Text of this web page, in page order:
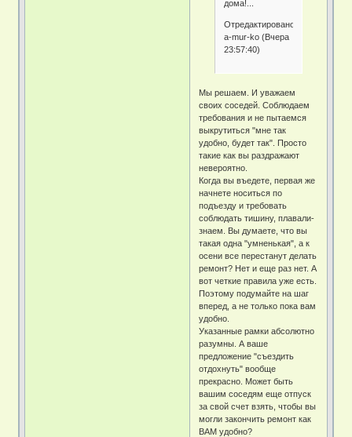
дома!...
Отредактировано
a-mur-ko (Вчера
23:57:40)
Мы решаем. И уважаем
своих соседей. Соблюдаем
требования и не пытаемся
выкрутиться "мне так
удобно, будет так". Просто
такие как вы раздражают
невероятно.
Когда вы въедете, первая же
начнете носиться по
подъезду и требовать
соблюдать тишину, плавали-
знаем. Вы думаете, что вы
такая одна "умненькая", а к
осени все перестанут делать
ремонт? Нет и еще раз нет. А
вот четкие правила уже есть.
Поэтому подумайте на шаг
вперед, а не только пока вам
удобно.
Указанные рамки абсолютно
разумны. А ваше
предложение "съездить
отдохнуть" вообще
прекрасно. Может быть
вашим соседям еще отпуск
за свой счет взять, чтобы вы
могли закончить ремонт как
ВАМ удобно?